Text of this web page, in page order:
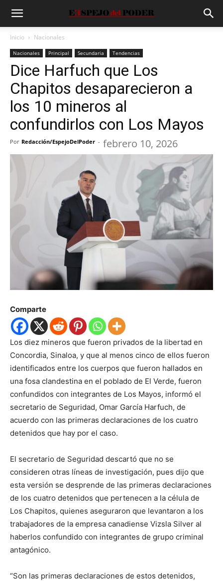
Inicio Nacionales
Nacionales Principal Secundaria Tendencias
Dice Harfuch que Los
Chapitos desaparecieron a
los 10 mineros al
confundirlos con Los Mayos
Por Redacción/EspejoDelPoder - febrero 10, 2026
Comparte
Los diez mineros que fueron privados de la libertad en
Concordia, Sinaloa, y que al menos cinco de ellos fueron
identificados entre los cuerpos que fueron hallados en
una fosa clandestina en el poblado de El Verde, fueron
confundidos con integrantes de Los Mayos, informó el
secretario de Seguridad, Omar García Harfuch, de
acuerdo con las primeras declaraciones de los cuatro
detenidos que hay por el caso.
El secretario de Seguridad descartó que no se
consideren otras líneas de investigación, pues dijo que
esta versión se desprende de las primeras declaraciones
de los cuatro detenidos que pertenecen a la célula de
Los Chapitos, quienes aseguraron que levantaron a los
trabajadores de la empresa canadiense Vizsla Silver al
haberlos confundido con integrantes de grupo criminal
antagónico.
“Son las primeras declaraciones de estos detenidos,